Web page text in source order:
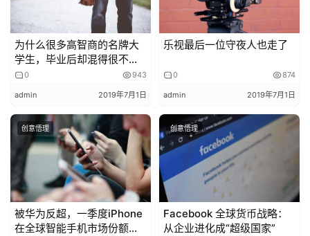
讨论产品与企业话题，最终我希望得到一个大多数普通人能
受益的结论。
罗永浩并非一无是处，他只是冒失进入手机这个大众消费品
行业以至于进入科技行业和公众视野，自身的缺点被放在公
众面前评说。这些缺点大多数人都有，且手机行业专业知识
方面的缺失，是一般人难以克服的。所以乱入行是一个错误
的示范。
但罗永浩个人发展的早期，之所以累积起大量人气，是因为
他做了一个正确的示范，即把自己打造成产品。
罗永浩早期的经历，在网上很容易搜到，这里只是简单概括
为什么很多高智商的名牌大
学生，毕业后却混得很不
好？
0 943
admin 2019年7月1日
乐视最后一位守夜人也走了
0 874
admin 2019年7月1日
创意悟理
被华为反超，一季度iPhone
在全球智能手机市场份额降
创意悟理
Facebook 全球货币战略：
从企业进化成“超级国家”